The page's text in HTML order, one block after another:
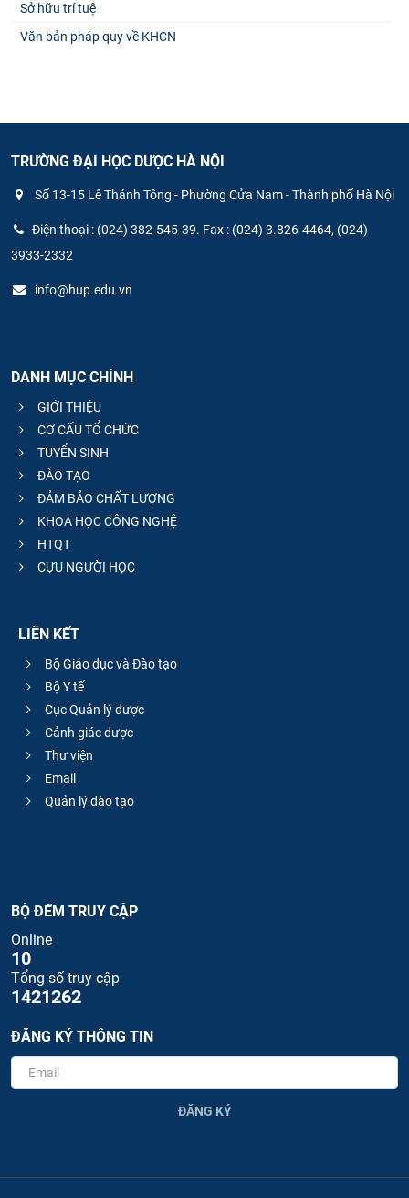
Sở hữu trí tuệ
Văn bản pháp quy về KHCN
TRƯỜNG ĐẠI HỌC DƯỢC HÀ NỘI
Số 13-15 Lê Thánh Tông - Phường Cửa Nam - Thành phố Hà Nội
Điện thoại : (024) 382-545-39. Fax : (024) 3.826-4464, (024)
3933-2332
info@hup.edu.vn
DANH MỤC CHÍNH
GIỚI THIỆU
CƠ CẤU TỔ CHỨC
TUYỂN SINH
ĐÀO TẠO
ĐẢM BẢO CHẤT LƯỢNG
KHOA HỌC CÔNG NGHỆ
HTQT
CỰU NGƯỜI HỌC
LIÊN KẾT
Bộ Giáo dục và Đào tạo
Bộ Y tế
Cục Quản lý dược
Cảnh giác dược
Thư viện
Email
Quản lý đào tạo
BỘ ĐẾM TRUY CẬP
Online
10
Tổng số truy cập
1421262
ĐĂNG KÝ THÔNG TIN
ĐĂNG KÝ